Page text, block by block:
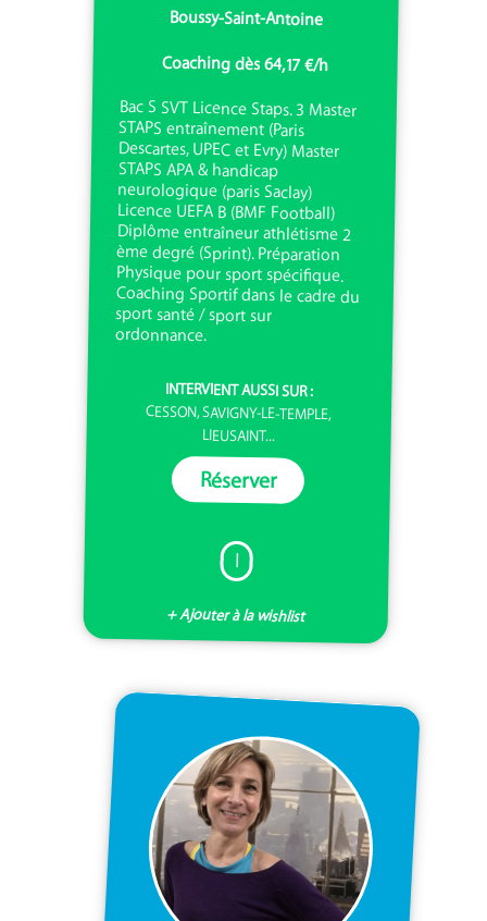
Boussy-Saint-Antoine
Coaching dès 64,17 €/h
Bac S SVT Licence Staps. 3 Master
STAPS entraînement (Paris
Descartes, UPEC et Evry) Master
STAPS APA & handicap
neurologique (paris Saclay)
Licence UEFA B (BMF Football)
Diplôme entraîneur athlétisme 2
ème degré (Sprint). Préparation
Physique pour sport spécifique.
Coaching Sportif dans le cadre du
sport santé / sport sur
ordonnance.
INTERVIENT AUSSI SUR :
CESSON, SAVIGNY-LE-TEMPLE,
LIEUSAINT...
Réserver
I
+ Ajouter à la wishlist